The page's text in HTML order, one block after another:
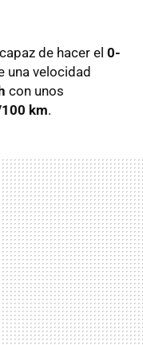
de hacer el 0-
una velocidad
con unos
km.